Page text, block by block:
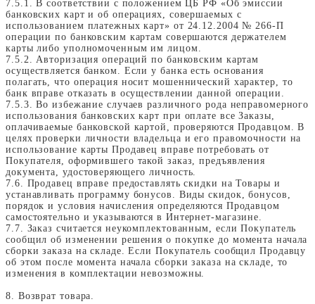
7.5.1. В соответствии с положением ЦБ РФ «Об эмиссии
банковских карт и об операциях, совершаемых с
использованием платежных карт» от 24.12.2004 № 266-П
операции по банковским картам совершаются держателем
карты либо уполномоченным им лицом.
7.5.2. Авторизация операций по банковским картам
осуществляется банком. Если у банка есть основания
полагать, что операция носит мошеннический характер, то
банк вправе отказать в осуществлении данной операции.
7.5.3. Во избежание случаев различного рода неправомерного
использования банковских карт при оплате все Заказы,
оплачиваемые банковской картой, проверяются Продавцом. В
целях проверки личности владельца и его правомочности на
использование карты Продавец вправе потребовать от
Покупателя, оформившего такой заказ, предъявления
документа, удостоверяющего личность.
7.6. Продавец вправе предоставлять скидки на Товары и
устанавливать программу бонусов. Виды скидок, бонусов,
порядок и условия начисления определяются Продавцом
самостоятельно и указываются в Интернет-магазине.
7.7. Заказ считается неукомплектованным, если Покупатель
сообщил об изменении решения о покупке до момента начала
сборки заказа на складе. Если Покупатель сообщил Продавцу
об этом после момента начала сборки заказа на складе, то
изменения в комплектации невозможны.
8. Возврат товара.